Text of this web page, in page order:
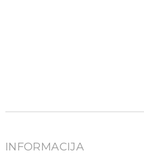
INFORMACIJA